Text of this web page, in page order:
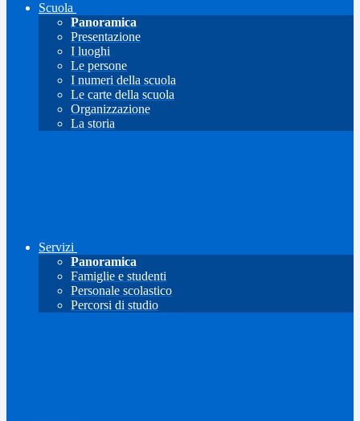
Scuola
Panoramica
Presentazione
I luoghi
Le persone
I numeri della scuola
Le carte della scuola
Organizzazione
La storia
Servizi
Panoramica
Famiglie e studenti
Personale scolastico
Percorsi di studio